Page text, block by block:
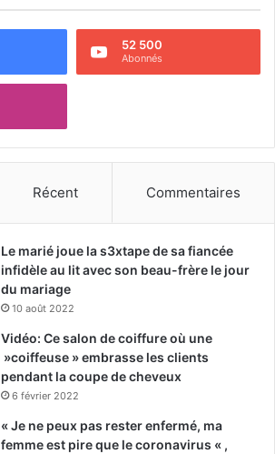
52 500
Abonnés
Récent Commentaires
Le marié joue la s3xtape de sa fiancée
infidèle au lit avec son beau-frère le jour
du mariage
10 août 2022
Vidéo: Ce salon de coiffure où une
»coiffeuse » embrasse les clients
pendant la coupe de cheveux
6 février 2022
« Je ne peux pas rester enfermé, ma
femme est pire que le coronavirus « ,